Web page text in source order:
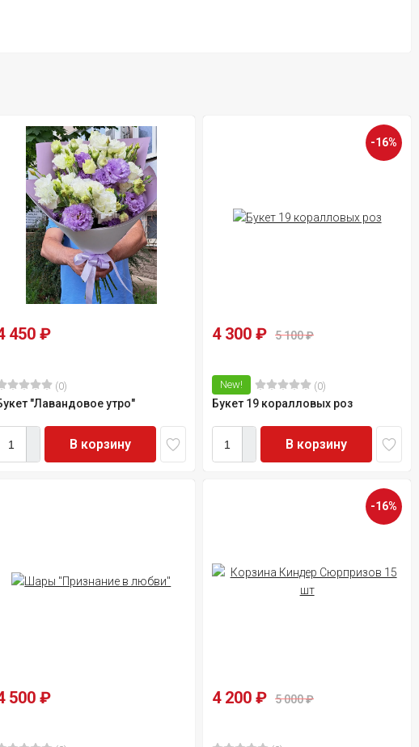
450₽
(0)
"Лавандовое утро"
В корзину
-16%
4 300₽ 5 100₽
New! (0)
Букет 19 коралловых роз
В корзину
500₽
-16%
4 200₽ 5 000₽